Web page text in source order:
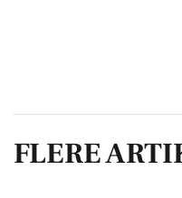
FLERE